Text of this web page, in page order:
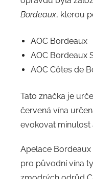
Bordeaux, kterou
AOC Bordeaux
AOC Bordeaux
AOC Côtes de
Tato značka je
červená vína
evokovat minulost
Apelace Bordeaux
pro původní vína